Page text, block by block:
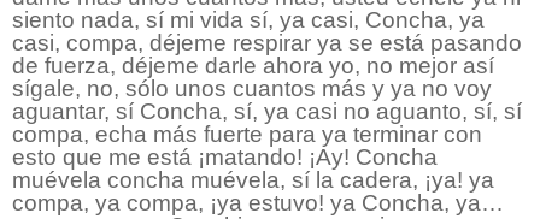
siento nada, sí mi vida sí, ya casi, Concha, ya
casi, compa, déjeme respirar ya se está pasando
de fuerza, déjeme darle ahora yo, no mejor así
sígale, no, sólo unos cuantos más y ya no voy
aguantar, sí Concha, sí, ya casi no aguanto, sí, sí
compa, echa más fuerte para ya terminar con
esto que me está ¡matando! ¡Ay! Concha
muévela concha muévela, sí la cadera, ¡ya! ya
compa, ya compa, ¡ya estuvo! ya Concha, ya…